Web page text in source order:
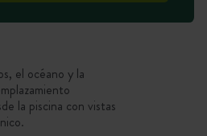
el océano y la
la piscina con vistas